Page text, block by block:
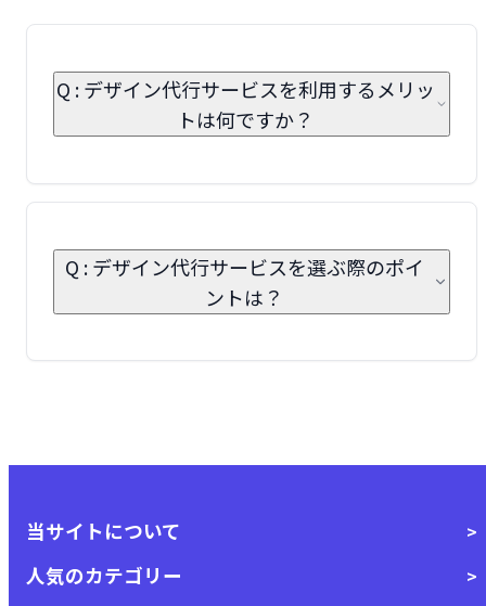
Q : デザイン代行サービスを利用するメリッ
トは何ですか？
Q : デザイン代行サービスを選ぶ際のポイ
ントは？
当サイトについて
人気のカテゴリー